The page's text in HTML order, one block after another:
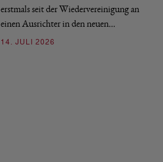
erstmals seit der Wiedervereinigung an
einen Ausrichter in den neuen…
14. JULI 2026